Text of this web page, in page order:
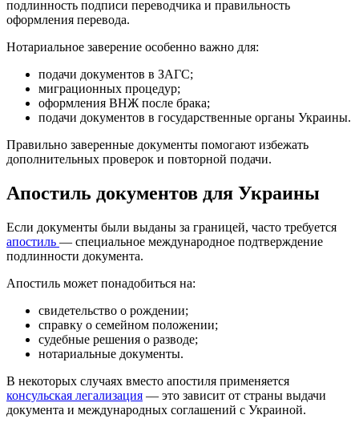
подлинность подписи переводчика и правильность
оформления перевода.
Нотариальное заверение особенно важно для:
подачи документов в ЗАГС;
миграционных процедур;
оформления ВНЖ после брака;
подачи документов в государственные органы Украины.
Правильно заверенные документы помогают избежать
дополнительных проверок и повторной подачи.
Апостиль документов для Украины
Если документы были выданы за границей, часто требуется
апостиль — специальное международное подтверждение
подлинности документа.
Апостиль может понадобиться на:
свидетельство о рождении;
справку о семейном положении;
судебные решения о разводе;
нотариальные документы.
В некоторых случаях вместо апостиля применяется
консульская легализация — это зависит от страны выдачи
документа и международных соглашений с Украиной.